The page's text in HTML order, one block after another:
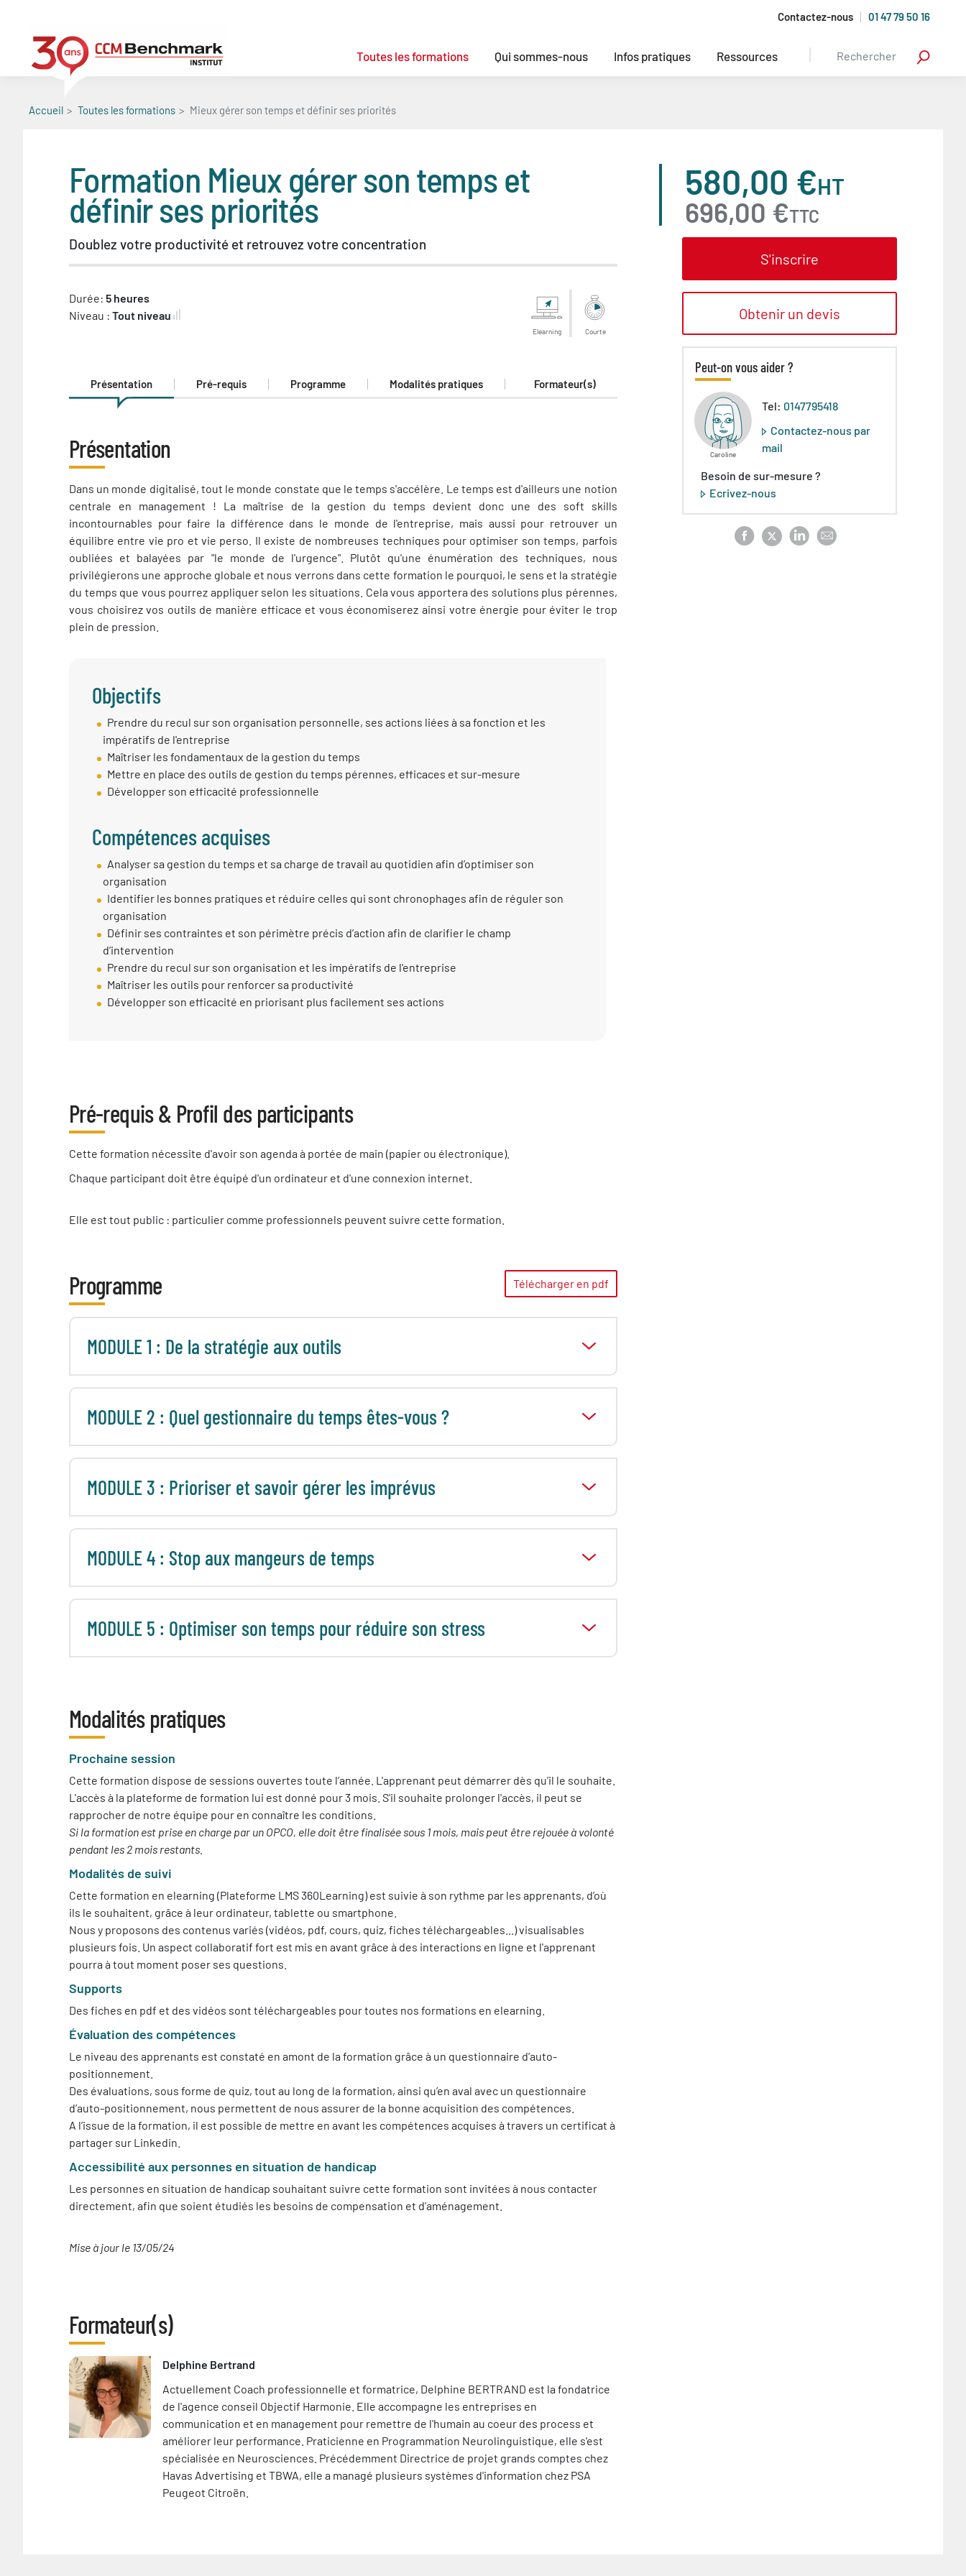
contenu
principal
Contactez-nous 01 47 79 50 16
Toutes les formations Qui sommes-nous Infos pratiques Ressources
Accueil Toutes les formations Mieux gérer son temps et définir ses priorités
Formation Mieux gérer son temps et
définir ses priorités
Doublez votre productivité et retrouvez votre concentration
Durée: 5 heures
Niveau : Tout niveau
Elearning Courte
Présentation Pré-requis Programme Modalités pratiques Formateur(s)
Présentation
Présentation
Dans un monde digitalisé, tout le monde constate que le temps s'accélère. Le temps est d'ailleurs une notion
centrale en management ! La maîtrise de la gestion du temps devient donc une des soft skills
incontournables pour faire la différence dans le monde de l'entreprise, mais aussi pour retrouver un
équilibre entre vie pro et vie perso. Il existe de nombreuses techniques pour optimiser son temps, parfois
oubliées et balayées par "le monde de l'urgence". Plutôt qu'une énumération des techniques, nous
privilégierons une approche globale et nous verrons dans cette formation le pourquoi, le sens et la stratégie
du temps que vous pourrez appliquer selon les situations. Cela vous apportera des solutions plus pérennes,
vous choisirez vos outils de manière efficace et vous économiserez ainsi votre énergie pour éviter le trop
plein de pression.
Objectifs
Objectif
session
Prendre du recul sur son organisation personnelle, ses actions liées à sa fonction et les
impératifs de l'entreprise
Maîtriser les fondamentaux de la gestion du temps
Mettre en place des outils de gestion du temps pérennes, efficaces et sur-mesure
Développer son efficacité professionnelle
Compétences acquises
Compétences
Acquises
Analyser sa gestion du temps et sa charge de travail au quotidien afin d’optimiser son
organisation
Identifier les bonnes pratiques et réduire celles qui sont chronophages afin de réguler son
organisation
Définir ses contraintes et son périmètre précis d’action afin de clarifier le champ
d’intervention
Prendre du recul sur son organisation et les impératifs de l'entreprise
Maîtriser les outils pour renforcer sa productivité
Développer son efficacité en priorisant plus facilement ses actions
Pré-requis & Profil des participants
Pré-
nécessaire
Cette formation nécessite d'avoir son agenda à portée de main (papier ou électronique).
Chaque participant doit être équipé d'un ordinateur et d'une connexion internet.
Elle est tout public : particulier comme professionnels peuvent suivre cette formation.
Programme Télécharger en pdf
MODULE 1 : De la stratégie aux outils
MODULE 2 : Quel gestionnaire du temps êtes-vous ?
MODULE 3 : Prioriser et savoir gérer les imprévus
MODULE 4 : Stop aux mangeurs de temps
MODULE 5 : Optimiser son temps pour réduire son stress
Modalités pratiques
Prochaine session
Cette formation dispose de sessions ouvertes toute l’année. L'apprenant peut démarrer dès qu’il le souhaite.
L'accès à la plateforme de formation lui est donné pour 3 mois. S'il souhaite prolonger l'accès, il peut se
rapprocher de notre équipe pour en connaître les conditions.
Si la formation est prise en charge par un OPCO, elle doit être finalisée sous 1 mois, mais peut être rejouée à volonté
pendant les 2 mois restants.
Modalités de suivi
Cette formation en elearning (Plateforme LMS 360Learning) est suivie à son rythme par les apprenants, d’où
ils le souhaitent, grâce à leur ordinateur, tablette ou smartphone.
Nous y proposons des contenus variés (vidéos, pdf, cours, quiz, fiches téléchargeables...) visualisables
plusieurs fois. Un aspect collaboratif fort est mis en avant grâce à des interactions en ligne et l'apprenant
pourra à tout moment poser ses questions.
Supports
Des fiches en pdf et des vidéos sont téléchargeables pour toutes nos formations en elearning.
Évaluation des compétences
Le niveau des apprenants est constaté en amont de la formation grâce à un questionnaire d’auto-
positionnement.
Des évaluations, sous forme de quiz, tout au long de la formation, ainsi qu’en aval avec un questionnaire
d’auto-positionnement, nous permettent de nous assurer de la bonne acquisition des compétences.
A l’issue de la formation, il est possible de mettre en avant les compétences acquises à travers un certificat à
partager sur Linkedin.
Accessibilité aux personnes en situation de handicap
Les personnes en situation de handicap souhaitant suivre cette formation sont invitées à nous contacter
directement, afin que soient étudiés les besoins de compensation et d'aménagement.
Mise à jour le 13/05/24
Formateur(s)
Delphine Bertrand
Actuellement Coach professionnelle et formatrice, Delphine BERTRAND est la fondatrice
de l'agence conseil Objectif Harmonie. Elle accompagne les entreprises en
communication et en management pour remettre de l'humain au coeur des process et
améliorer leur performance. Praticienne en Programmation Neurolinguistique, elle s'est
spécialisée en Neurosciences. Précédemment Directrice de projet grands comptes chez
Havas Advertising et TBWA, elle a managé plusieurs systèmes d'information chez PSA
Peugeot Citroën.
580,00 €HT
696,00 €TTC
S'inscrire
Obtenir un devis
Peut-on vous aider ?
Caroline
Tel: 0147795418
Contactez-nous par
mail
Besoin de sur-mesure ?
Ecrivez-nous